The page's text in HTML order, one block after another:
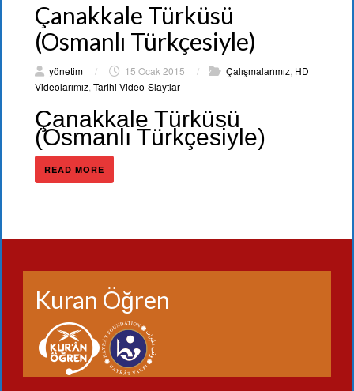
Çanakkale Türküsü
(Osmanlı Türkçesiyle)
yönetim / 15 Ocak 2015 / Çalışmalarımız, HD
Videolarımız,Tarihi Video-Slaytlar
Çanakkale Türküsü
(Osmanlı Türkçesiyle)
READ MORE
Kuran Öğren